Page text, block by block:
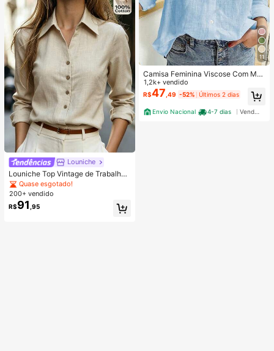
Louniche
Louniche Top Vintage de Trabalho
para Mulheres, Top de Manga Long
a com Gola e Abotoamento Único,
Top Elegante Versátil e Emagreced
or para Primavera e Outono
Quase esgotado!
200+ vendido
R$91 ,95
11
Camisa Feminina Viscose Com Ma
ngas Comprida
1,2k+ vendido
R$47 ,49 -52% Últimos 2 dias
Envio Nacional 4-7 dias